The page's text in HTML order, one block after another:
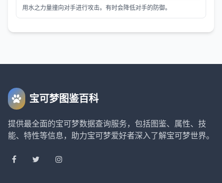
用水之力量撞向对手进行攻击。有时会降低对手的防御。
宝可梦图鉴百科
提供最全面的宝可梦数据查询服务，包括图鉴、属性、技
能、特性等信息，助力宝可梦爱好者深入了解宝可梦世界。